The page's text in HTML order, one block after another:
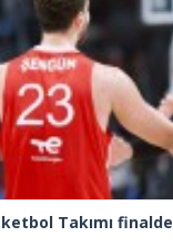
Takımı finalde